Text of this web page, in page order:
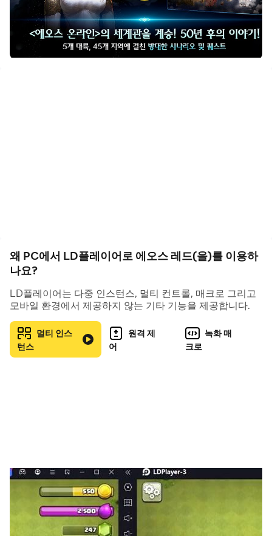
량, 발열현상 걱정이 없으니 마음을 놓고 플레이 하세요
LD플레이어가 왜 PC에서 에오스 레드 플레이에 적합한가
요?
아직도 고민이신가요? LD플레이어의 이런 기능들이 에오
스 레드 플에이에 적합합니다.
2. 멀티컨트롤을 활용해 동일한 게임의 계정 여러 개를 접속
하세요.
반복적인 플레이로 인한 시간 낭비가 확! 줄어듭니다.
왜 PC에서 LD플레이어로 에오스 레드(을)를 이용하
나요?
LD플레이어는 다중 인스턴스, 멀티 컨트롤, 매크로 그리고
모바일 환경에서 제공하지 않는 기타 기능을 제공합니다.
멀티 인스
턴스
원격 제
어
녹화 매
크로